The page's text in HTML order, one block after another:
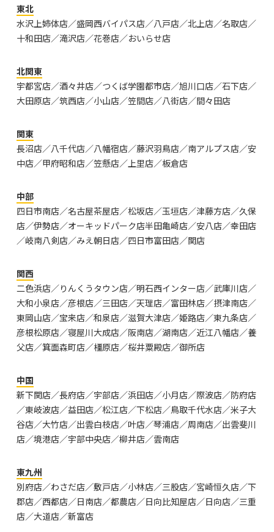
東北
水沢上姉体店／盛岡西バイパス店／八戸店／北上店／名取店／
十和田店／滝沢店／花巻店／おいらせ店
北関東
宇都宮店／酒々井店／つくば学園都市店／旭川口店／石下店／
大田原店／筑西店／小山店／笠間店／八街店／間々田店
関東
長沼店／八千代店／八幡宿店／藤沢羽鳥店／南アルプス店／安
中店／甲府昭和店／笠懸店／上里店／板倉店
中部
四日市南店／名古屋茶屋店／松坂店／玉垣店／津藤方店／久保
店／伊勢店／オーキッドパーク店半田亀崎店／安八店／幸田店
／岐南八剣店／みえ朝日店／四日市富田店／関店
関西
二色浜店／りんくうタウン店／明石西インター店／武庫川店／
大和小泉店／彦根店／三田店／天理店／富田林店／摂津南店／
東岡山店／宝来店／和泉店／滋賀大津店／姫路店／東九条店／
彦根松原店／寝屋川大成店／阪南店／湖南店／近江八幡店／養
父店／箕面森町店／橿原店／桜井粟殿店／御所店
中国
新下関店／長府店／宇部店／浜田店／小月店／際波店／防府店
／東岐波店／益田店／松江店／下松店／鳥取千代水店／米子大
谷店／大竹店／出雲白枝店／叶店／琴浦店／周南店／出雲斐川
店／境港店／宇部中央店／柳井店／雲南店
東九州
別府店／わさだ店／敷戸店／小林店／三股店／宮崎恒久店／下
郡店／西都店／日南店／都農店／日向比知屋店／日向店／三重
店／大道店／新富店